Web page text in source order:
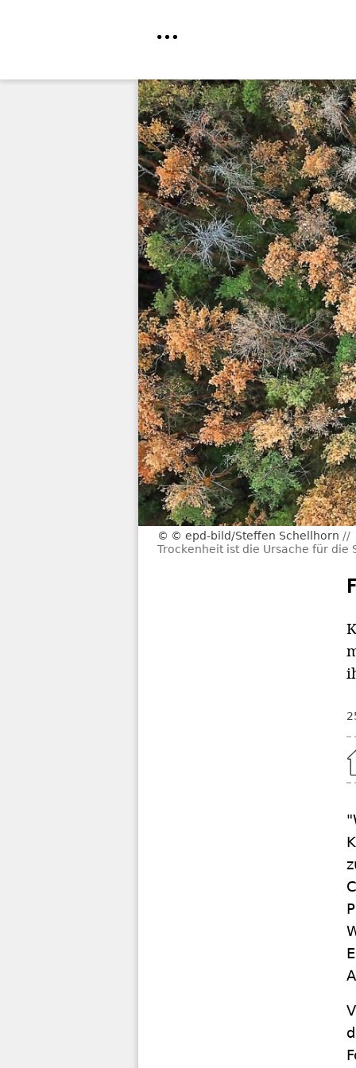
© epd-bild/Steffen Schellhorn
Trockenheit ist die Ursache für